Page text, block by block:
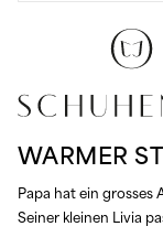
WARMER
Papa hat ein
Seiner kleinen Livia